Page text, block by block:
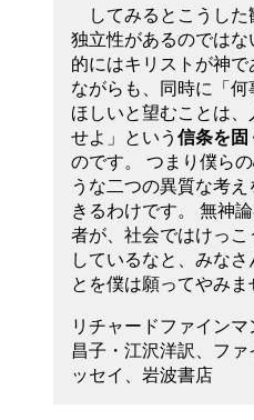
してみるとこうし
独立性があるのでは
的にはキリストが神
ながらも、同時に「
ほしいと望むことは
せよ」という信条を固
のです。 つまり僕ら
うな二つの異質な考
きるわけです。 無神
者が、社会ではけっ
しているなと、みな
とを僕は願ってやみま
リチャードファイン
昌子・江沢洋訳、フ
ッセイ、岩波書店